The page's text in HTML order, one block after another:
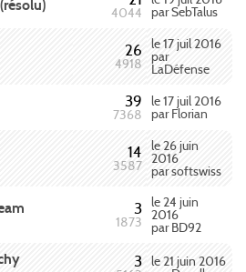
4044 par SebTalus
26
4918
le 17 juil 2016
par
LaDéfense
39
7368
le 17 juil 2016
par Florian
14
3587
le 26 juin
2016
par softswiss
3
1873
le 24 juin
2016
par BD92
3 le 21 juin 2016